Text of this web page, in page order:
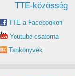
TTE-közösség
TTE a Facebookon
Youtube-csatorna
Tankönyvek